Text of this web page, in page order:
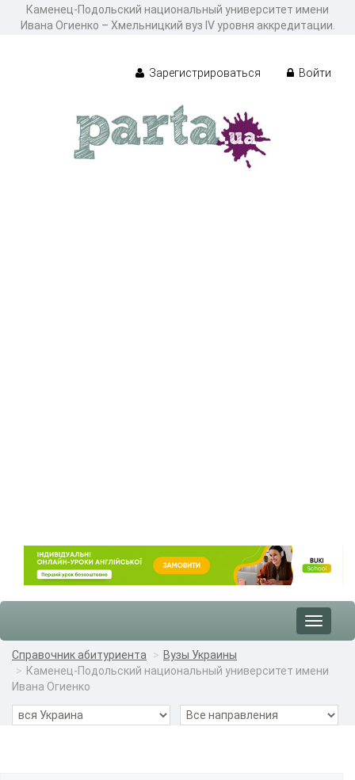
Каменец-Подольский национальный университет имени
Ивана Огиенко – Хмельницкий вуз ІV уровня аккредитации.
Зарегистрироваться Войти
Toggle
Справочник абитуриента
Вузы Украины
Каменец-Подольский национальный университет имени
Ивана Огиенко